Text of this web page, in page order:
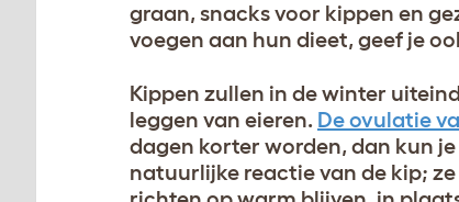
graan, snacks voor kippen en
voegen aan hun dieet, geef je
Kippen zullen in de winter
leggen van eieren. De ovulatie
dagen korter worden, dan kun
natuurlijke reactie van de kip;